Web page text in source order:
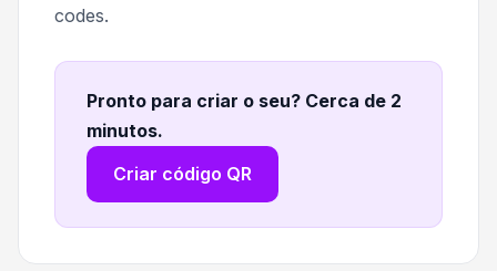
codes.
Pronto para criar o seu? Cerca de 2
minutos.
Criar código QR